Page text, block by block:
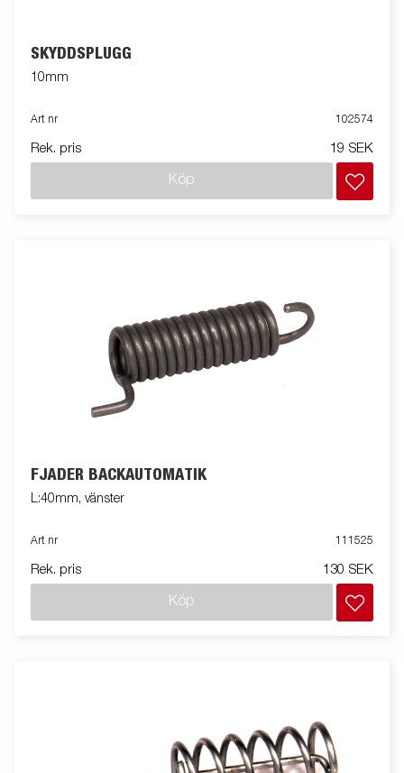
SKYDDSPLUGG
10mm
Art nr 102574
Rek. pris 19 SEK
Köp
FJÄDER BACKAUTOMATIK
L:40mm, vänster
Art nr 111525
Rek. pris 130 SEK
Köp